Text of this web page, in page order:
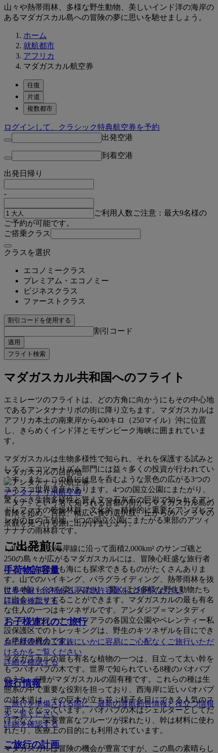
山々や熱帯雨林、多様な野生動物、美しいインド洋の海岸の
あるマダガスカル島への冒険の夢に思いを馳せましょう。
ホーム
就航都市
アフリカ
マダガスカル航空券
往復
片道
複数都市
ログインして、クラシック特典航空券を予約
出発空港
到着空港
出発日 帰り
-
ご利用人数ご注意：最大9名様の
ご予約が可能です。
ご搭乗クラス
クラスを選択
エコノミークラス
プレミアム・エコノミー
ビジネスクラス
ファーストクラス
割引コードを使用する
割引コード
適用
フライト検索
マダガスカル共和国へのフライト
エミレーツのフライトは、どの方角に向かうにもその中心地
であるアンタナナリボの街に降り立ちます。マダガスカルは
アフリカ本土の南東岸から400キロ（250マイル）沖に位置
し、きらめくインド洋とモザンビーク海峡に囲まれていま
す。
マダガスカルは生物多様性で知られ、それを保護する試みと
して、エコツーリズム部門には益々多くの投資が行われてい
ます。また、この島には息を呑むような景色の広がる3つの
ユネスコ世界遺産があります。4つの国立公園にまたがり、
驚くべき生物多様性と聳え立つ石灰石の巨岩で知られるアン
ドレファナの乾燥林群、文化的・精神的に重要なアンブヒマ
ンガの丘の王領地、6つの国立公園にまたがる東部のアツィ
ナナナの雨林群です。
1,400kmに及ぶ海岸線に沿って面積2,000km² のサンゴ礁と
250の島々が広がるマダガスカルには、冒険心旺盛な旅行者
にとっては陸にも海にも探求できるものがたくさんありま
す。山でのハイキング、パラグライディング、熱帯雨林を抜
ける4輪バイクを楽しんだり、驚くほど多様な野生動物たち
に出会ったりすることができます。マダガスカルの最も有名
な住人の一つはキツネザルです。アンダジブ＝マンタディ
ア、ラノマファナ、マソアラの各国立公園やベレンティー私
設保護区でのトレッキングは、野生のキツネザルを目にでき
る絶好の機会です。
マダガスカルの最も有名な植物の一つは、目立って太い幹を
もつバオバブの木です。世界で知られている8種のバオバブ
のうち、6種がマダガスカルの固有種です。これらの種は生
態系の中で重要な役割を担っており、西海岸に近いバオバブ
の並木道は、その巨木が立ち並ぶ様子を目にできる人気のス
ポットとなっています。バオバブの木はシェルターとしてだ
けでなく、栄養豊富なフルーツが採れたり、幹は材料に使わ
れたり、医療上の目的にも利用されています。
マダガスカルは冒険の機会が豊富ですが、この島の素晴らし
マダガスカルの目的地
アンタナナリボ航空券
「タナ」という名で知られる首都の街からマダガスカル島の
冒険を始め、宮殿、幅広い食の選択肢、丘からのパノラマの
景観を見つける旅に出かけましょう。
ご出発前に
手荷物許容量
世界で最も余裕ある手荷物許容量をご利用ください
詳細を確認する
お子様連れのご旅行
お子様連れのご家族にいかに容易にご心配なくご旅行いただ
けるかをご覧ください
詳細を確認する
旅行情報
ご旅行を準備される際に、最新の渡航勧告情報と役立つ情報
をご覧ください
詳細を確認する
ご旅行の計画